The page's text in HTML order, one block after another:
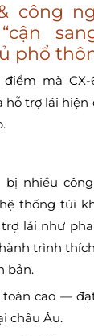
công
phổ
điểm mà
hỗ trợ lái
bị nhiều
thống túi
trợ lái như
trình
bản.
cao —
châu Âu.